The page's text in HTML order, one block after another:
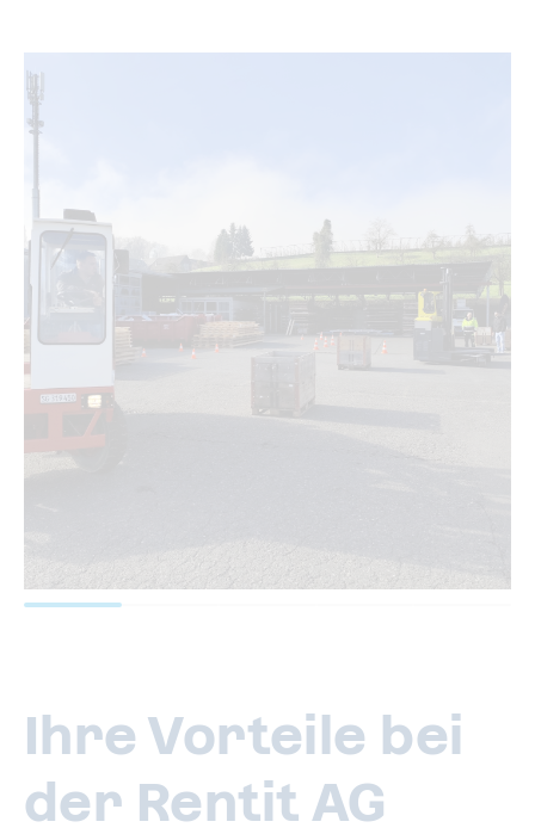
Ihre Vorteile bei
der Rentit AG